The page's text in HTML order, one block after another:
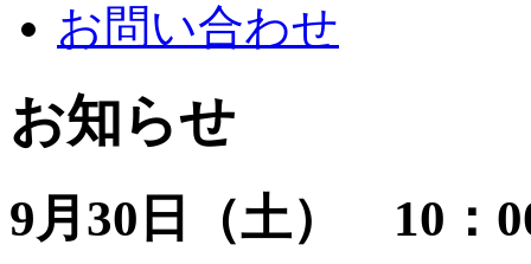
お問い合わせ
お知らせ
9月30日（土） 10：